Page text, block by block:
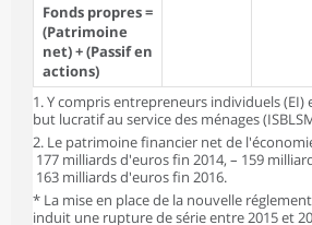
Fonds propres =
(Patrimoine
net) + (Passif en
actions)
1. Y compris entrepreneurs individuels
but lucratif au service des ménages
2. Le patrimoine financier net de
177 milliards d'euros fin 2014, – 159
163 milliards d'euros fin 2016.
* La mise en place de la nouvelle
induit une rupture de série entre 2015 et